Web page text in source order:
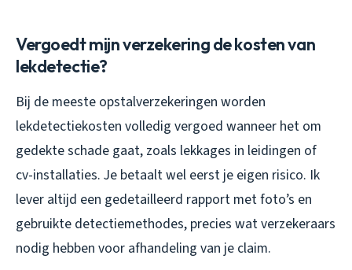
Vergoedt mijn verzekering de kosten van
lekdetectie?
Bij de meeste opstalverzekeringen worden
lekdetectiekosten volledig vergoed wanneer het om
gedekte schade gaat, zoals lekkages in leidingen of
cv-installaties. Je betaalt wel eerst je eigen risico. Ik
lever altijd een gedetailleerd rapport met foto’s en
gebruikte detectiemethodes, precies wat verzekeraars
nodig hebben voor afhandeling van je claim.